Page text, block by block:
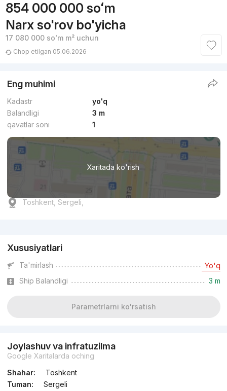
854 000 000 soʻm
Narx so'rov bo'yicha
17 080 000 soʻmm² uchun
Chop etilgan 05.06.2026
Eng muhimi
Kadastr
yo'q
Balandligi
3 m
qavatlar soni
1
Xaritada ko'rish
Toshkent, Sergeli,
Xususiyatlari
Ta'mirlash Yo'q
Ship Balandligi 3 m
Parametrlarni ko'rsatish
Joylashuv va infratuzilma
Google Xaritalarda oching
Shahar:
Toshkent
Tuman:
Sergeli